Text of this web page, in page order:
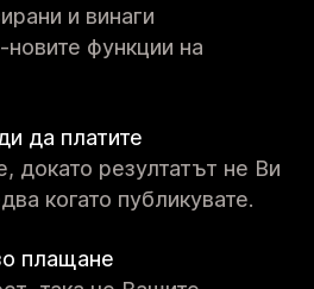
и винаги
функции на
да платите
докато резултатът не Ви
когато публикувате.
плащане